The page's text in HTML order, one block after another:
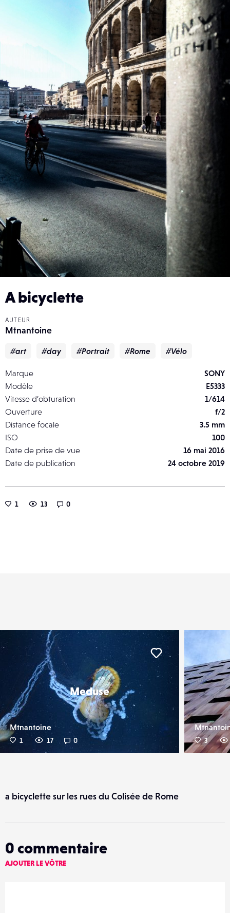
A bicyclette
AUTEUR
Mtnantoine
#art #day #Portrait #Rome #Vélo
Marque
SONY
Modèle
E5333
Vitesse d’obturation
1/614
Ouverture
f/2
Distance focale
3.5 mm
ISO
100
Date de prise de vue
16 mai 2016
Date de publication
24 octobre 2019
1 13 0
Meduse
Mtnantoine
1 17 0 3
a bicyclette sur les rues du Colisée de Rome
0 commentaire
AJOUTER LE VÔTRE